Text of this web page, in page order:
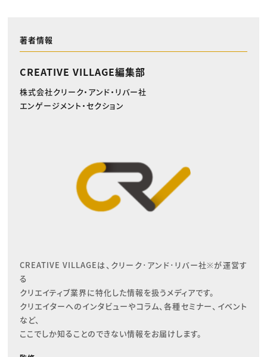
著者情報
CREATIVE VILLAGE編集部
株式会社クリーク・アンド・リバー社
エンゲージメント・セクション
CREATIVE VILLAGEは、クリーク･アンド･リバー社※が運営す
る
クリエイティブ業界に特化した情報を扱うメディアです。
クリエイターへのインタビューやコラム、各種セミナー、イベント
など、
ここでしか知ることのできない情報をお届けします。